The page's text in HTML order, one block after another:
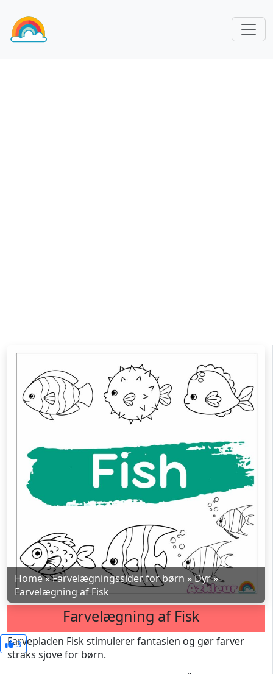
Home»Farvelægningssider for børn »Dyr»
Farvelægning af Fisk
Farvelægning af Fisk
3
Farvepladen Fisk stimulerer fantasien og gør farver
straks sjove for børn.